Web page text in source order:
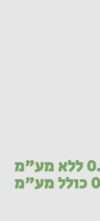
ללא מע"מ
כולל מע"מ